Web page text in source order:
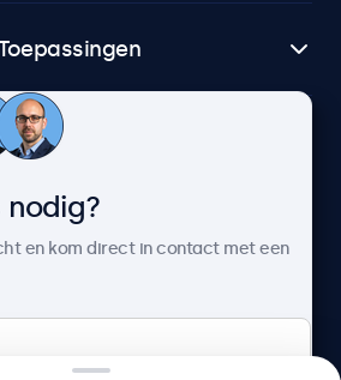
nodig?
en kom direct in contact met een